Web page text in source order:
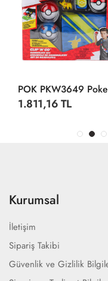
1.811,16 TL
Kurumsal
İletişim
Sipariş Takibi
Güvenlik ve Gizlilik